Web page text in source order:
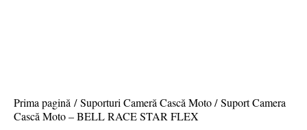
Prima pagină Suporturi Cameră Cască Moto
Suport Camera
Cască Moto – BELL RACE STAR FLEX